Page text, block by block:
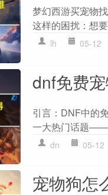
梦幻西游买宠物
这样的困扰：想
lh 05-12
dnf免费
引言：DNF中的
一大热门话题——
dn 05-12
宠物狗怎